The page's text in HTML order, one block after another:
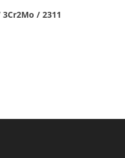
/ 2311